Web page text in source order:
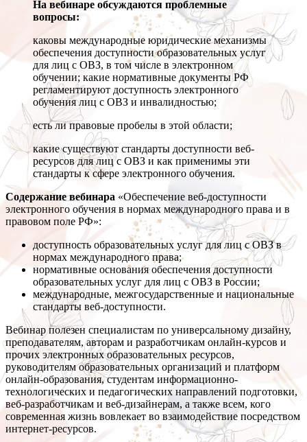
На вебинаре обсуждаются проблемные
вопросы:
каковы международные юридические механизмы
обеспечения доступности образовательных услуг
для лиц с ОВЗ, в том числе в электронном
обучении; какие нормативные документы РФ
регламентируют доступность электронного
обучения лиц с ОВЗ и инвалидностью;
есть ли правовые пробелы в этой области;
какие существуют стандарты доступности веб-
ресурсов для лиц с ОВЗ и как применимы эти
стандарты к сфере электронного обучения.
Содержание вебинара «Обеспечение веб-доступности
электронного обучения в нормах международного права и в
правовом поле РФ»:
доступность образовательных услуг для лиц с ОВЗ в
нормах международного права;
нормативные основания обеспечения доступности
образовательных услуг для лиц с ОВЗ в России;
международные, межгосударственные и национальные
стандарты веб-доступности.
Вебинар полезен специалистам по универсальному дизайну,
преподавателям, авторам и разработчикам онлайн-курсов и
прочих электронных образовательных ресурсов,
руководителям образовательных организаций и платформ
онлайн-образования, студентам информационно-
технологических и педагогических направлений подготовки,
веб-разработчикам и веб-дизайнерам, а также всем, кого
современная жизнь вовлекает во взаимодействие посредством
интернет-ресурсов.